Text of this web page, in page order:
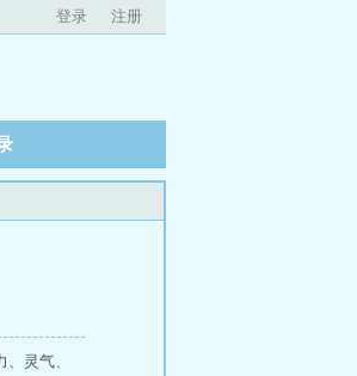
登录 注册
灵气、